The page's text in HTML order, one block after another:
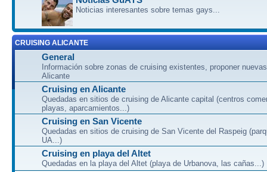
Noticias interesantes sobre temas gays...
CRUISING ALICANTE
General
Información sobre zonas de cruising existentes, proponer
Alicante
Cruising en Alicante
Quedadas en sitios de cruising de Alicante capital (centros
playas, aparcamientos...)
Cruising en San Vicente
Quedadas en sitios de cruising de San Vicente del Raspeig
UA...)
Cruising en playa del Altet
Quedadas en la playa del Altet (playa de Urbanova, las cañas...)